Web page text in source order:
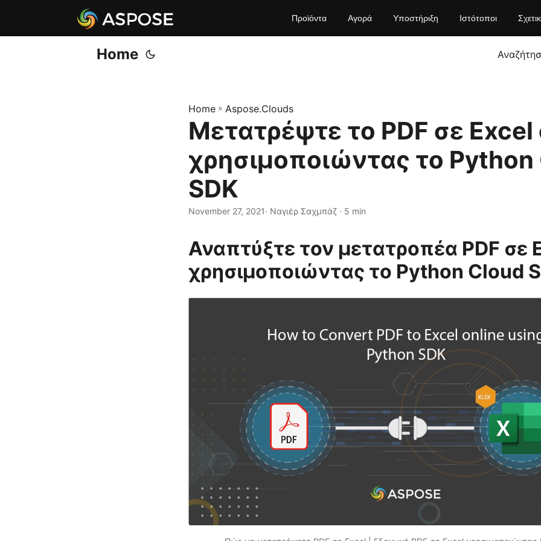
Προϊόντα Αγορά Υποστήριξη Ιστότοποι
Home
Home » Aspose.Clouds
Μετατρέψτε το PDF σε
χρησιμοποιώντας το Python
SDK
November 27, 2021· Ναγιέρ Σαχμπάζ · 5 min
Αναπτύξτε τον μετατροπέα PDF σε
χρησιμοποιώντας το Python Cloud